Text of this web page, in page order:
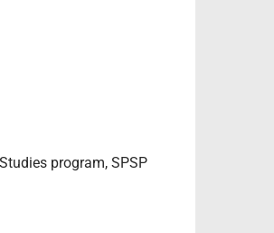
program, SPSP